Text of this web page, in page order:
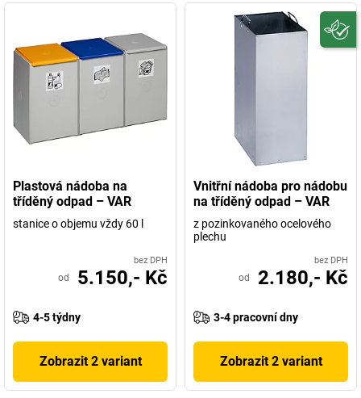
Plastová nádoba na
tříděný odpad – VAR
stanice o objemu vždy 60 l
bez DPH
od 5.150,- Kč
4-5 týdny
Zobrazit 2 variant
Vnitřní nádoba pro nádobu
na tříděný odpad – VAR
z pozinkovaného ocelového
plechu
bez DPH
od 2.180,- Kč
3-4 pracovní dny
Zobrazit 2 variant